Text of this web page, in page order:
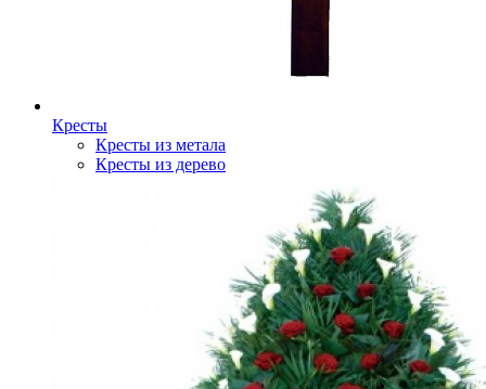
Кресты
Кресты из метала
Кресты из дерево